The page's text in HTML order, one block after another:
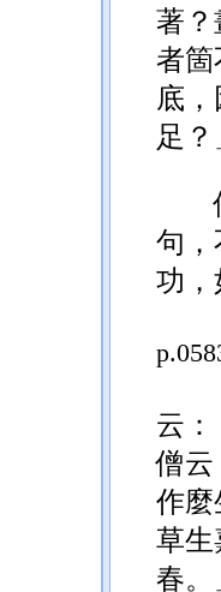
著？
者箇
底
足？
句，
功，
云
僧云
作麼
草生
春。